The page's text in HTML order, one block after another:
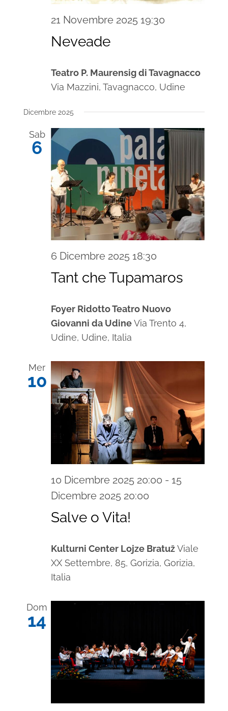
21 Novembre 2025 19:30
Neveade
Teatro P. Maurensig di Tavagnacco
Via Mazzini, Tavagnacco, Udine
Dicembre 2025
Sab
6
6 Dicembre 2025 18:30
Tant che Tupamaros
Foyer Ridotto Teatro Nuovo
Giovanni da UdineVia Trento 4,
Udine, Udine, Italia
Mer
10
10 Dicembre 2025 20:00 - 15
Dicembre 2025 20:00
Salve o Vita!
Kulturni Center Lojze BratužViale
XX Settembre, 85, Gorizia, Gorizia,
Italia
Dom
14